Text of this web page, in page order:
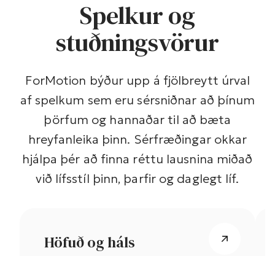
Spelkur og
stuðningsvörur
ForMotion býður upp á fjölbreytt úrval
af spelkum sem eru sérsniðnar að þínum
þörfum og hannaðar til að bæta
hreyfanleika þinn. Sérfræðingar okkar
hjálpa þér að finna réttu lausnina miðað
við lífsstíl þinn, þarfir og daglegt líf.
Höfuð og háls